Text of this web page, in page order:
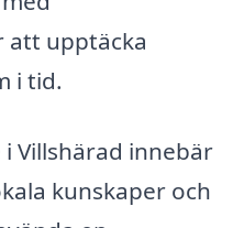
att upptäcka
i tid.
Villshärad innebär
kunskaper och